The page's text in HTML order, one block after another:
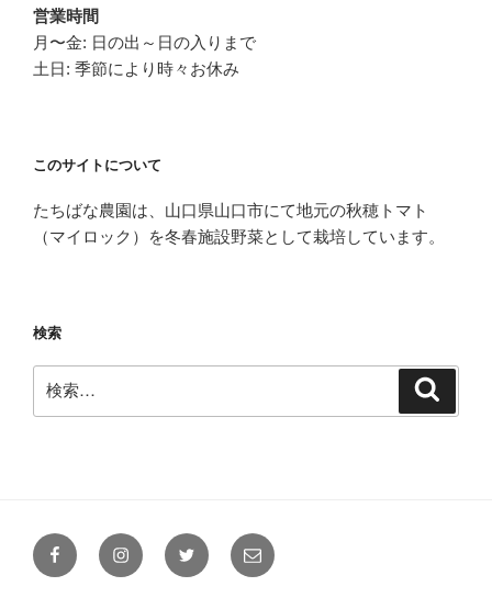
営業時間
月〜金: 日の出～日の入りまで
土日: 季節により時々お休み
このサイトについて
たちばな農園は、山口県山口市にて地元の秋穂トマト
（マイロック）を冬春施設野菜として栽培しています。
検索
索:
FacebookInstagramTwitter
メ
ー